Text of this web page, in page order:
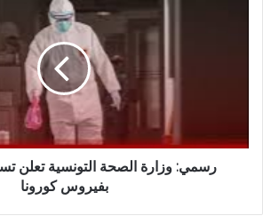
رسمي: وزارة الصحة التونسية تعلن
بفيروس كورونا